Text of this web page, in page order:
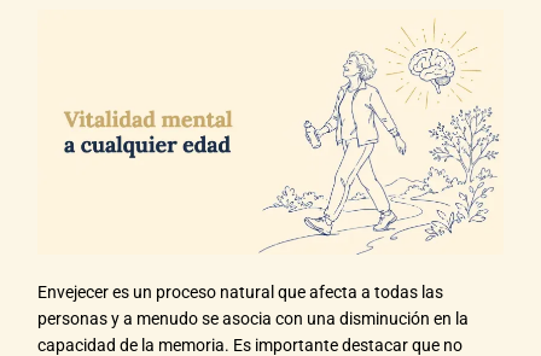
Envejecer es un proceso natural que afecta a todas las
personas y a menudo se asocia con una disminución en la
capacidad de la memoria. Es importante destacar que no